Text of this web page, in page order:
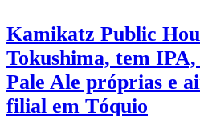
Kamikatz Public
Tokushima, tem
Pale Ale próprias e
filial em Tóquio